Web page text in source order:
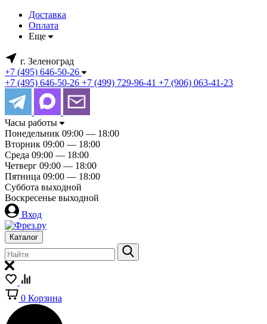
Доставка
Оплата
Еще
г. Зеленоград
+7 (495) 646-50-26
+7 (495) 646-50-26 +7 (499) 729-96-41 +7 (906) 063-41-23
Часы работы
Понедельник 09:00 — 18:00
Вторник 09:00 — 18:00
Среда 09:00 — 18:00
Четверг 09:00 — 18:00
Пятница 09:00 — 18:00
Суббота выходной
Воскресенье выходной
Вход
Каталог
0 Корзина